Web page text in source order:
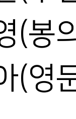
(봉
(영